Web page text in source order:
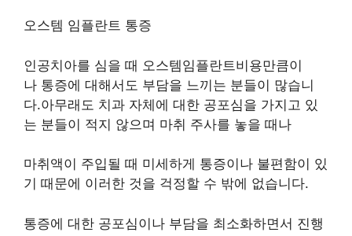
오스템 임플란트 통증
인공치아를 심을 때 오스템임플란트비용만큼이
나 통증에 대해서도 부담을 느끼는 분들이 많습니
다.아무래도 치과 자체에 대한 공포심을 가지고 있
는 분들이 적지 않으며 마취 주사를 놓을 때나
마취액이 주입될 때 미세하게 통증이나 불편함이 있
기 때문에 이러한 것을 걱정할 수 밖에 없습니다.
통증에 대한 공포심이나 부담을 최소화하면서 진행